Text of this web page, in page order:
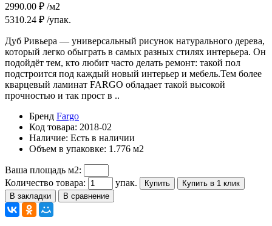
2990.00 ₽ /м2
5310.24 ₽ /упак.
Дуб Ривьера — универсальный рисунок натурального дерева,
который легко обыграть в самых разных стилях интерьера. Он
подойдёт тем, кто любит часто делать ремонт: такой пол
подстроится под каждый новый интерьер и мебель.Тем более
кварцевый ламинат FARGO обладает такой высокой
прочностью и так прост в ..
Бренд Fargo
Код товара: 2018-02
Наличие: Есть в наличии
Объем в упаковке: 1.776 м2
Ваша площадь м2:
Количество товара:
упак. Купить
Купить в 1 клик
В закладки
В сравнение